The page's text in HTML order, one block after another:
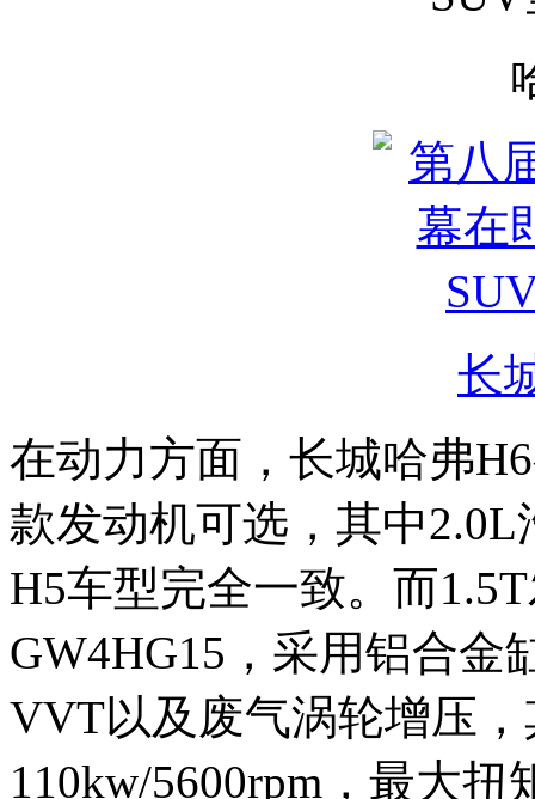
长
在动力方面，长城哈弗
款发动机可选，其中
H5车型完全一致。而
GW4HG15，采用铝合金
VVT以及废气涡轮增压
110kw/5600rpm，最大扭